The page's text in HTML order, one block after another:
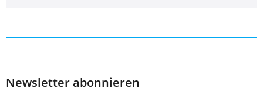
Newsletter abonnieren